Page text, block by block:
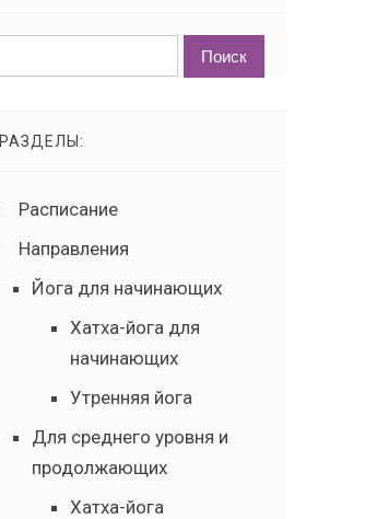
РАЗДЕЛЫ:
Расписание
Направления
Йога для начинающих
Хатха-йога для
начинающих
Утренняя йога
Для среднего уровня и
продолжающих
Хатха-йога